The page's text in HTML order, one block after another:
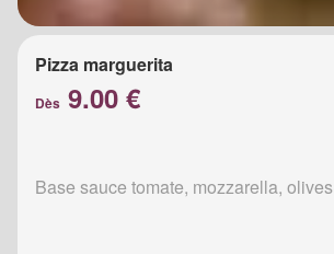
Pizza marguerita
Dès 9.00 €
Base sauce tomate, mozzarella, olives